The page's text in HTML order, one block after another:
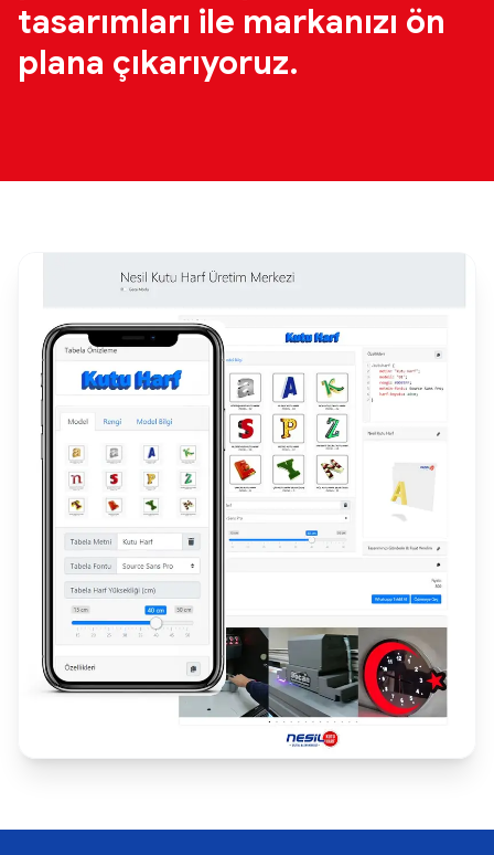
tasarımları ile markanızı ön
plana çıkarıyoruz.